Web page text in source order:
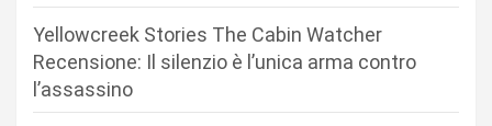
Yellowcreek Stories The Cabin Watcher
Recensione: Il silenzio è l’unica arma contro
l’assassino